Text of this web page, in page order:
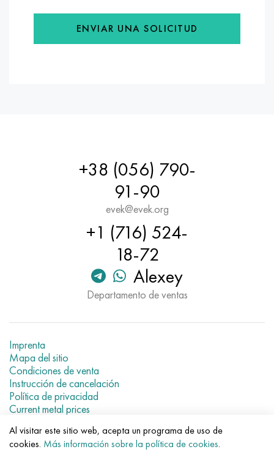
ENVIAR UNA SOLICITUD
+38 (056) 790-
91-90
evek@evek.org
+1 (716) 524-
18-72
Alexey
Departamento de ventas
Imprenta
Mapa del sitio
Condiciones de venta
Instrucción de cancelación
Política de privacidad
Current metal prices
© 2007–2026 «Evek GmbH»
El uso de los materiales de la web sin enlaces directos para el
Al visitar este sitio web, acepta un programa de uso de
cookies. Más información sobre la política de cookies.